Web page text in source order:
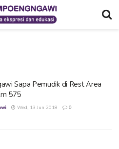
Sapa Pemudik di Rest Area
575
Wed, 13 Jun 2018 0